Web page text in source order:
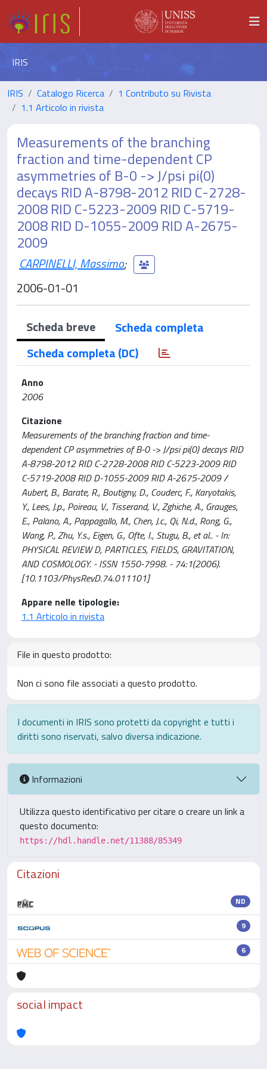
IRIS
IRIS Catalogo Ricerca
1 Contributo su Rivista
1.1 Articolo in rivista
Measurements of the branching
fraction and time-dependent CP
asymmetries of B-0 -> J/psi pi(0)
decays RID A-8798-2012 RID C-2728-
2008 RID C-5223-2009 RID C-5719-
2008 RID D-1055-2009 RID A-2675-
2009
CARPINELLI, Massimo;
2006-01-01
Scheda breve
Scheda completa
Scheda completa (DC)
Anno
2006
Citazione
Measurements of the branching fraction and time-
dependent CP asymmetries of B-0 -> J/psi pi(0) decays RID
A-8798-2012 RID C-2728-2008 RID C-5223-2009 RID
C-5719-2008 RID D-1055-2009 RID A-2675-2009 /
Aubert, B., Barate, R., Boutigny, D., Couderc, F., Karyotakis,
Y., Lees, J.p., Poireau, V., Tisserand, V., Zghiche, A., Grauges,
E., Palano, A., Pappagallo, M., Chen, J.c., Qi, N.d., Rong, G.,
Wang, P., Zhu, Y.s., Eigen, G., Ofte, I., Stugu, B., et al.. - In:
PHYSICAL REVIEW D, PARTICLES, FIELDS, GRAVITATION,
AND COSMOLOGY. - ISSN 1550-7998. - 74:1(2006).
[10.1103/PhysRevD.74.011101]
Appare nelle tipologie:
1.1 Articolo in rivista
File in questo prodotto:
Non ci sono file associati a questo prodotto.
I documenti in IRIS sono protetti da copyright e tutti i
diritti sono riservati, salvo diversa indicazione.
Informazioni
Utilizza questo identificativo per citare o creare un link a
questo documento:
https://hdl.handle.net/11388/85349
Citazioni
ND
9
6
social impact